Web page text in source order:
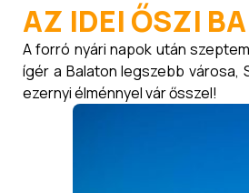
AZ IDEI ŐSZI
A forró nyári napok után
ígér a Balaton legszebb
ezernyi élménnyel vár ősszel!